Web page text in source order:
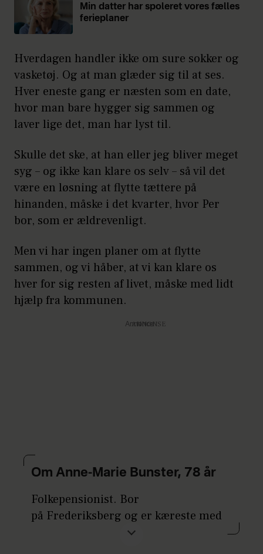
Min datter har spoleret vores fælles
ferieplaner
Hverdagen handler ikke om sure sokker og
vasketøj. Og at man glæder sig til at ses.
Hver eneste gang er næsten som en date,
hvor man bare hygger sig sammen og
laver lige det, man har lyst til.
Skulle det ske, at han eller jeg bliver meget
syg – og ikke kan klare os selv – så vil det
være en løsning at flytte tættere på
hinanden, måske i det kvarter, hvor Per
bor, som er ældrevenligt.
Men vi har ingen planer om at flytte
sammen, og vi håber, at vi kan klare os
hver for sig resten af livet, måske med lidt
hjælp fra kommunen.
Annonce
Om Anne-Marie Bunster, 78 år
Folkepensionist. Bor
på Frederiksberg og er kæreste med
Per, 81 år, som er pen­sionist og bor i